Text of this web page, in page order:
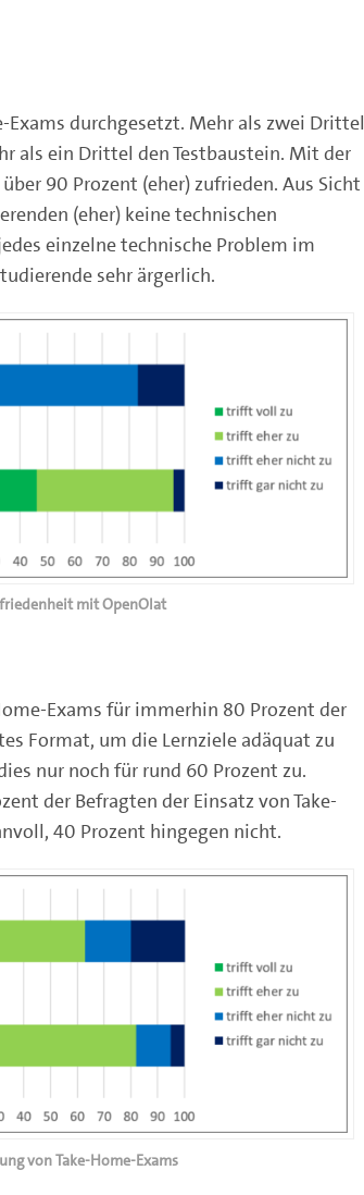
durchgesetzt. Mehr als zwei Drittel
als ein Drittel den Testbaustein. Mit der
90 Prozent (eher) zufrieden. Aus Sicht
(eher) keine technischen
einzelne technische Problem im
sehr ärgerlich.
mit OpenOlat
Exams für immerhin 80 Prozent der
Format, um die Lernziele adäquat zu
nur noch für rund 60 Prozent zu.
der Befragten der Einsatz von Take-
40 Prozent hingegen nicht.
von Take-Home-Exams